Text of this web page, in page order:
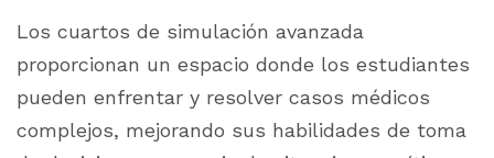
Los cuartos de simulación avanzada
proporcionan un espacio donde los estudiantes
pueden enfrentar y resolver casos médicos
complejos, mejorando sus habilidades de toma